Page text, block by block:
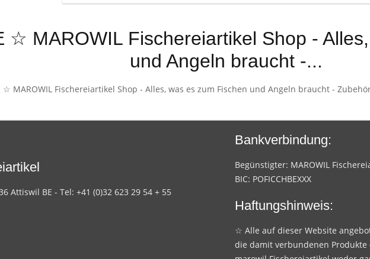
☆ MAROWIL Fischereiartikel Shop -
und Angeln braucht -...
☆ MAROWIL Fischereiartikel Shop - Alles, was es zum Fischen und Angeln braucht -
Attiswil BE - Tel: +41 (0)32 623 29 54 + 55
Bankverbindung:
Begünstigter: MAROWIL
BIC: POFICCHBEXXX
Haftungshinweis:
☆ Alle auf dieser Website
die damit verbundenen